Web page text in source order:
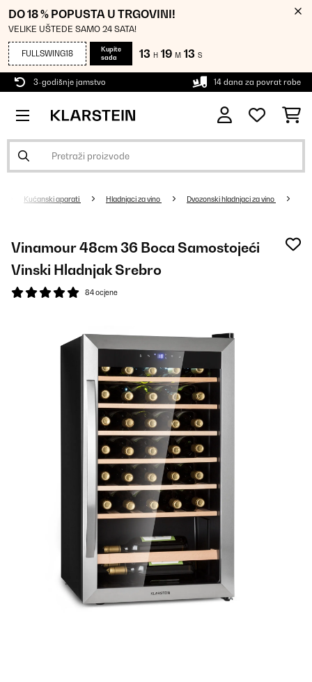
DO 18 % POPUSTA U TRGOVINI!
VELIKE UŠTEDE SAMO 24 SATA!
FULLSWING18
Kupite
sada
13 H 19 M 12 S
3-godišnje jamstvo 14 dana za povrat robe
Kućanski aparati Hladnjaci za vino Dvozonski hladnjaci za vino
Vinamour 48cm 36 Boca Samostojeći
Vinski Hladnjak Srebro
84 ocjene